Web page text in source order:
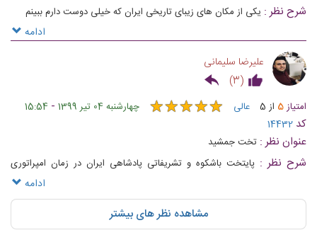
شرح نظر : یکی از مکان های زیبای تاریخی ایران که خیلی دوست دارم ببینم
ادامه
علیرضا سلیمانی
(
3
)
امتیاز5 از 5 عالی ★★★★★
★★★★★ چهارشنبه 04 تیر 1399 -
15:54
کد 14432
عنوان نظر : تخت جمشید
شرح نظر : پایتخت باشکوه و تشریفاتی پادشاهی ایران در زمان امپراتوری
هخامنشیان بوده‌است و قطعا گشت و گذار در آن خالی از لطف نیست ، حتما
پیشنهاد میشود....
ادامه
مشاهده نظر های بیشتر